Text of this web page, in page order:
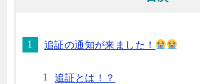
追証の通知が来ました！
追証とは！？